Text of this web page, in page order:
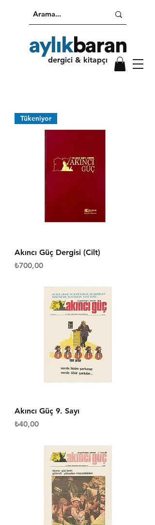
aylıkbaran
dergici & kitapçı
Tükeniyor
Akıncı Güç Dergisi (Cilt)
Fiyat
₺700,00
Akıncı Güç 9. Sayı
Fiyat
₺40,00